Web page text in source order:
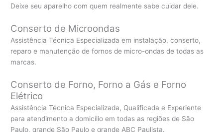
Deixe seu aparelho com quem realmente sabe cuidar dele.
Conserto de Microondas
Assistência Técnica Especializada em instalação, conserto,
reparo e manutenção de fornos de micro-ondas de todas as
marcas.
Conserto de Forno, Forno a Gás e Forno
Elétrico
Assistência Técnica Especializada, Qualificada e Experiente
para atendimento a domicílio em todas as regiões de São
Paulo, grande São Paulo e grande ABC Paulista.